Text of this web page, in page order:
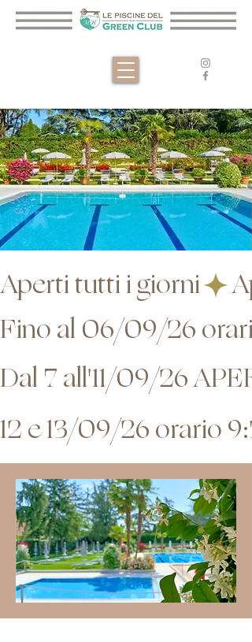
Aperti tutti i giorni
Fino al 06/09/26
Dal 7 all'11/09/26
12 e 13/09/26 orario